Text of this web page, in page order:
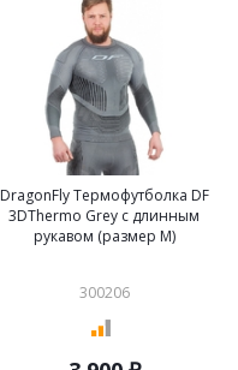
DragonFly Термофутболка DF
3DThermo Grey с длинным
рукавом (размер M)
300206